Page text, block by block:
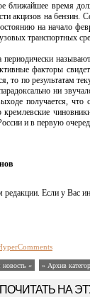
ближайшее время
акцизов на
на начало
транспортных
факторы
то по результатам
ни
получается,
и в первую
Если у Вас
« » Архив
ПОЧИТАТЬ НА